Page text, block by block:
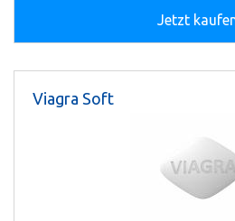
Jetzt
Viagra Soft